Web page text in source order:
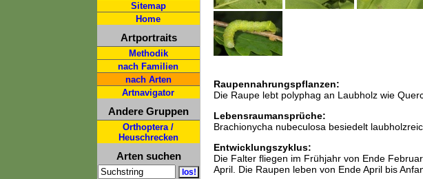
Sitemap
Home
Artportraits
Methodik
nach Familien
nach Arten
Artnavigator
Andere Gruppen
Orthoptera /
Heuschrecken
Arten suchen
Raupennahrungspflanzen:
Die Raupe lebt polyphag an Laubholz wie
Lebensraumansprüche:
Brachionycha nubeculosa besiedelt
Entwicklungszyklus:
Die Falter fliegen im Frühjahr von Ende
April. Die Raupen leben von Ende April bis